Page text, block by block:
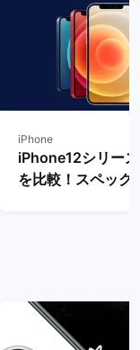
iPhone
iPhone12シリー
を比較！スペック